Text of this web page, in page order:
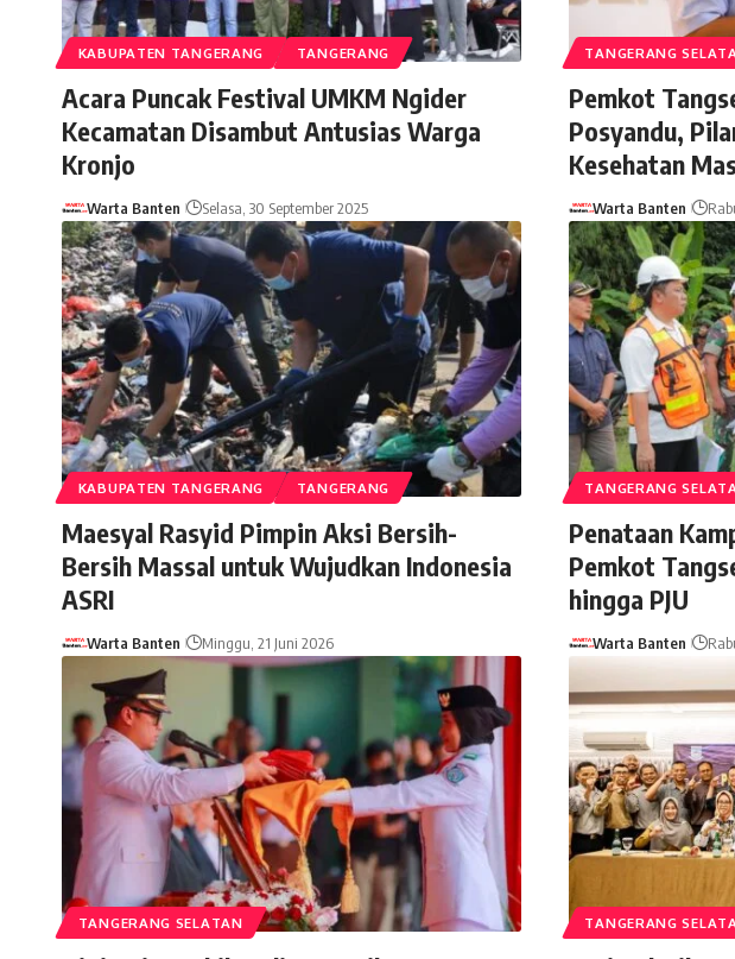
KABUPATEN TANGERANG TANGERANG
Acara Puncak Festival UMKM Ngider
Kecamatan Disambut Antusias Warga
Kronjo
Warta Banten Selasa, 30 September 2025
TANGERANG
Pemkot
Posyandu,
Kesehatan
Warta Banten
KABUPATEN TANGERANG TANGERANG
Maesyal Rasyid Pimpin Aksi Bersih-
Bersih Massal untuk Wujudkan Indonesia
ASRI
Warta Banten Minggu, 21 Juni 2026
TANGERANG
Penataan
Pemkot
hingga PJU
Warta Banten
TANGERANG SELATAN TANGERANG